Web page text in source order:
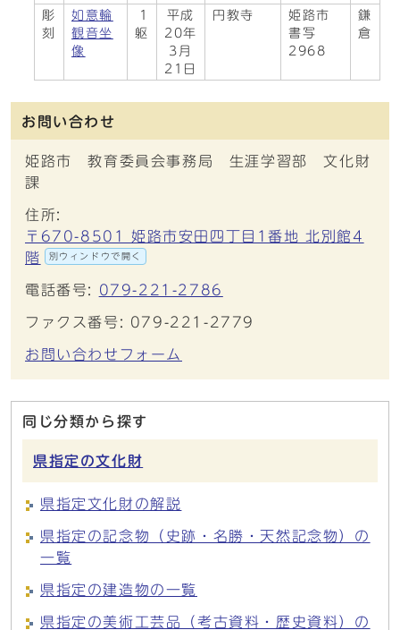
彫
刻
如意輪
観音坐
像
1
躯
平成
20年
3月
21日
円教寺
姫路市
書写
2968
鎌
倉
お問い合わせ
姫路市 教育委員会事務局 生涯学習部 文化財
課
住所:
〒670-8501 姫路市安田四丁目1番地 北別館4
階
別ウィンドウで開く
電話番号: 079-221-2786
ファクス番号: 079-221-2779
お問い合わせフォーム
同じ分類から探す
県指定の文化財
県指定文化財の解説
県指定の記念物（史跡・名勝・天然記念物）の
一覧
県指定の建造物の一覧
県指定の美術工芸品（考古資料・歴史資料）の